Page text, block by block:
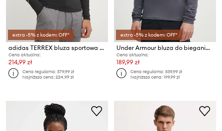
extra -5% z kodem: OFF*
adidas TERREX bluza sportowa Xperior
Cena aktualna:
214,99 zł
Cena regularna:379,99 zł
Najniższa cena:224,99 zł
extra -5% z kodem: OFF*
Under Armour bluza do biegania Qualifier
Cena aktualna:
189,99 zł
Cena regularna:339,99 zł
Najniższa cena:199,99 zł